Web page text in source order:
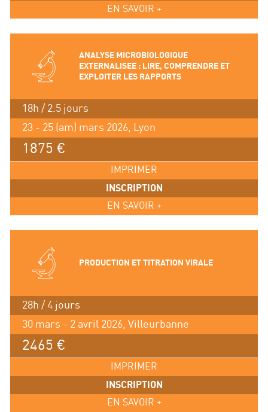
EN SAVOIR +
ANALYSE MICROBIOLOGIQUE
EXTERNALISEE : LIRE, COMPRENDRE ET
EXPLOITER LES RAPPORTS
18h / 2.5 jours
23 - 25 (am) mars 2026, Lyon
1875 €
IMPRIMER
INSCRIPTION
EN SAVOIR +
PRODUCTION ET TITRATION VIRALE
28h / 4 jours
30 mars - 2 avril 2026, Villeurbanne
2465 €
IMPRIMER
INSCRIPTION
EN SAVOIR +